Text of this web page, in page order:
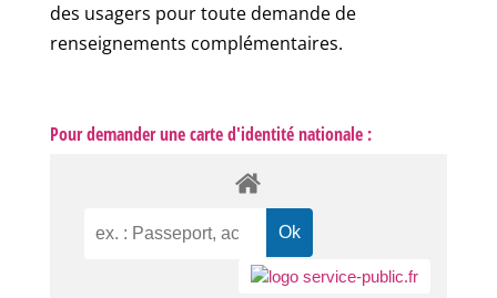
des usagers pour toute demande de
renseignements complémentaires.
Pour demander une carte d'identité nationale :